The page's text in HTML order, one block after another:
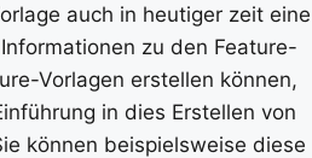
auch in heutiger zeit eine
zu den Feature-
Vorlagen erstellen können,
in dies Erstellen von
können beispielsweise diese